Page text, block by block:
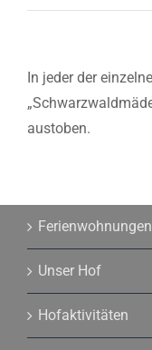
In jeder der
austoben.
Ferienwohnungen
Unser Hof
Hofaktivitäten